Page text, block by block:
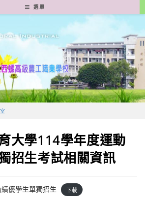
選單
大學114學年度運動
招生考試相關資訊
優學生單獨招生 下載